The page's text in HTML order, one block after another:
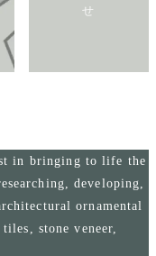
せ
in bringing to life the
developing,
ornamental
stone veneer,